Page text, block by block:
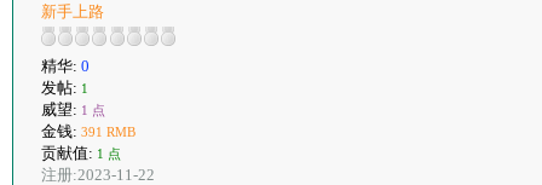
新手上路
精华: 0
发帖: 1
威望: 1 点
金钱: 391 RMB
贡献值: 1 点
注册:2023-11-22